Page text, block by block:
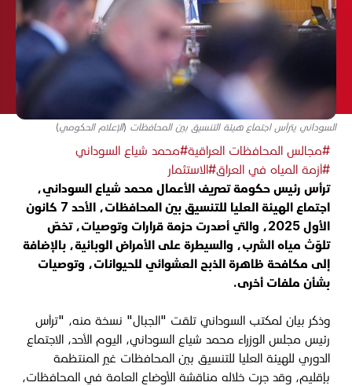
السوداني يترأس اجتماع هيئة التنسيق بين المحافظات (الإعلام الحكومي)
#مجالس المحافظات العراقية#محمد شياع السوداني
#أزمة المياه في العراق#الاستثمار
ترأس رئيس حكومة تصريف الأعمال محمد شياع السوداني،
اجتماع الهيئة العليا للتنسيق بين المحافظات، الأحد 7 كانون
الأول 2025، والتي أصدرت حزمة قرارات وتوصيات، تخصّ
تلوّث مياه الشرب، والسيطرة على الأمراض الوبائية، بالإضافة
إلى مكافحة ظاهرة الذبح العشوائي للحيوانات، وتوصيات
بشأن ملفات أخرى.
وذكر بيان لمكتب السوداني تلقت "الجبال" نسخة منه، "ترأس
رئيس مجلس الوزراء محمد شياع السوداني، اليوم الأحد، الاجتماع
الدوري للهيئة العليا للتنسيق بين المحافظات غير المنتظمة
بإقليم، وقد جرت خلاله مناقشة الأوضاع العامة في المحافظات،